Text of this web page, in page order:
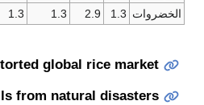
1.3
1.3
المعونات
Distorted global
Crop shortfalls from